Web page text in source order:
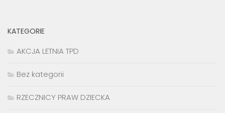
KATEGORIE
AKCJA LETNIA TPD
Bez kategorii
RZECZNICY PRAW DZIECKA